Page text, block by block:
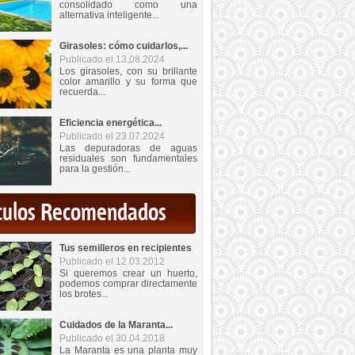
consolidado como una
alternativa inteligente...
Girasoles: cómo cuidarlos,...
Publicado el 13.08.2024
Los girasoles, con su brillante
color amarillo y su forma que
recuerda...
Eficiencia energética...
Publicado el 23.07.2024
Las depuradoras de aguas
residuales son fundamentales
para la gestión...
Recomendados
Tus semilleros en recipientes
Publicado el 12.03.2012
Si queremos crear un huerto,
podemos comprar directamente
los brotes...
Cuidados de la Maranta...
Publicado el 30.04.2018
La Maranta es una planta muy